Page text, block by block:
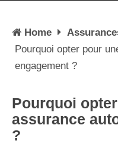
Home
Pourquoi opter pour
engagement ?
Pourquoi
assurance
?